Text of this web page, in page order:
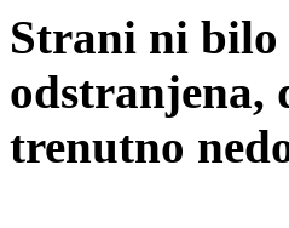
Strani ni bilo
odstranjena,
trenutno